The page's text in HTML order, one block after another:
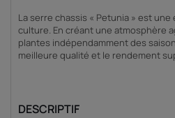
La serre chassis « Petunia » est
culture. En créant une atmosphère
plantes indépendamment des
meilleure qualité et le rendement
DESCRIPTIF